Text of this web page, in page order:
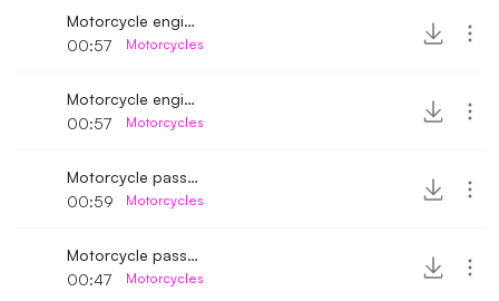
Motorcycle engine sound
00:57
Motorcycles
Motorcycle engine running idle
00:57
Motorcycles
Motorcycle passing by
00:59
Motorcycles
Motorcycle passing by 2
00:47
Motorcycles